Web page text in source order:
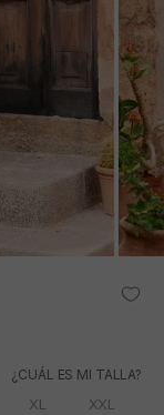
¿CUÁL ES MI TALLA?
XL XXL